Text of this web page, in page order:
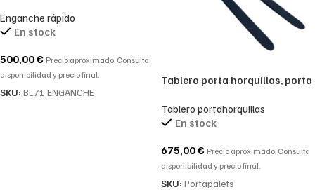
Enganche rápido
En stock
500,00€ Precio aproximado. Consulta
disponibilidad y precio final.
SKU: BL71 ENGANCHE
Tablero porta horquillas, porta
Tablero portahorquillas
En stock
675,00€ Precio aproximado. Consulta
disponibilidad y precio final.
SKU: Portapalets